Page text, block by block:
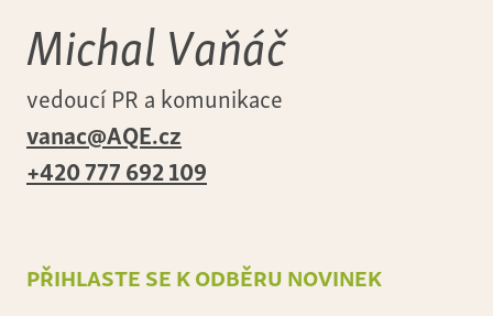
Michal Vaňáč
vedoucí PR a komunikace
vanac@AQE.cz
+420 777 692 109
přihlaste se k odběru novinek